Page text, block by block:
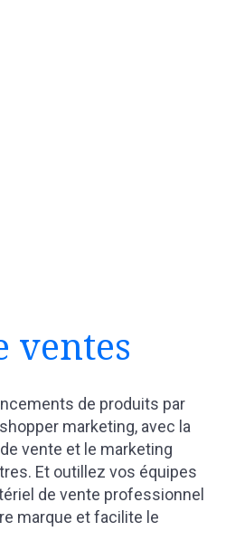
ventes
de produits par
marketing, avec la
vente et le marketing
Et outillez vos équipes
de vente professionnel
marque et facilite le